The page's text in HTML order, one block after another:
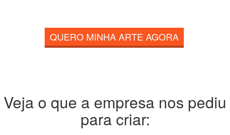
QUERO MINHA ARTE AGORA
Veja o que a empresa nos pediu
para criar: